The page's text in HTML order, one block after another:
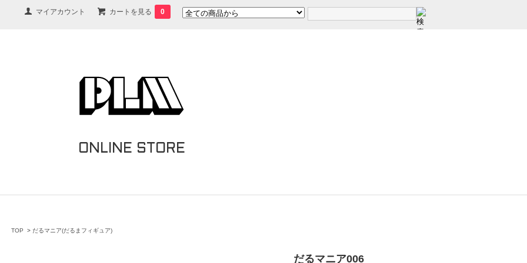
マイアカウント カートを見る 0
ONLINE STORE
TOP > だるマニア(だるまフィギュア)
だるマニア006